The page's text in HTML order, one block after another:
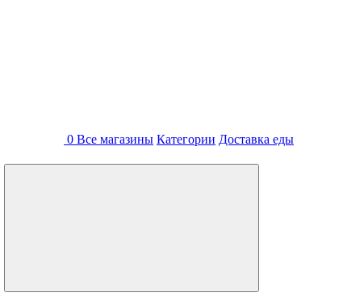
0 Все магазины Категории Доставка еды